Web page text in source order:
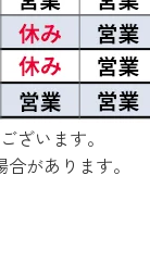
ざいます。
があります。